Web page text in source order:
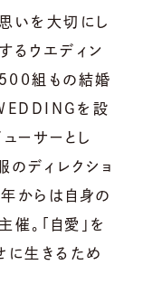
いを大切にし
るウエディン
組もの結婚
を設
ーサーとし
のディレクショ
からは自身の
。「自愛」を
に生きるため